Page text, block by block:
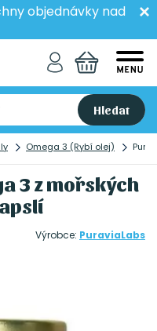
objednávky nad
Hledat
Omega 3 (Rybí olej)
3 z mořských
Výrobce: PuraviaLabs